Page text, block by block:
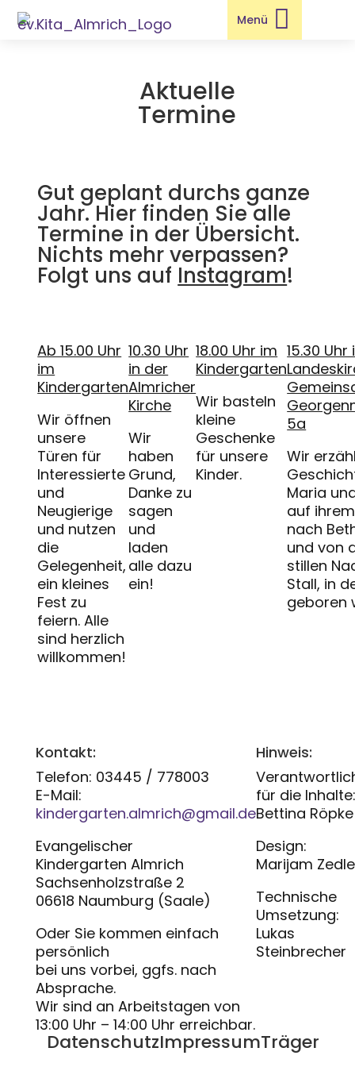

Menü
Aktuelle
Termine
Gut geplant durchs ganze
Jahr. Hier finden Sie alle
Termine in der Übersicht.
Nichts mehr verpassen?
Folgt uns auf Instagram!
Ab 15.00 Uhr
im
Kindergarten
Wir öffnen
unsere
Türen für
Interessierte
und
Neugierige
und nutzen
die
Gelegenheit,
ein kleines
Fest zu
feiern. Alle
sind herzlich
willkommen!
10.30 Uhr
in der
Almricher
Kirche
Wir
haben
Grund,
Danke zu
sagen
und
laden
alle dazu
ein!
18.00 Uhr im
Kindergarten
Wir basteln
kleine
Geschenke
für unsere
Kinder.
15.30
5a
Wir
Maria
auf
nach
und von
stillen
Stall, in
geboren
Kontakt:
Telefon: 03445 / 778003
E-Mail:
kindergarten.almrich@gmail.de
Evangelischer
Kindergarten Almrich
Sachsenholzstraße 2
06618 Naumburg (Saale)
Oder Sie kommen einfach
persönlich
bei uns vorbei, ggfs. nach
Absprache.
Wir sind an Arbeitstagen von
13:00 Uhr – 14:00 Uhr erreichbar.
Hinweis:
für die Inhalte:
Bettina Röpke
Design:
Marijam
Technische
Umsetzung:
Lukas
Steinbrecher
DatenschutzImpressumTräger